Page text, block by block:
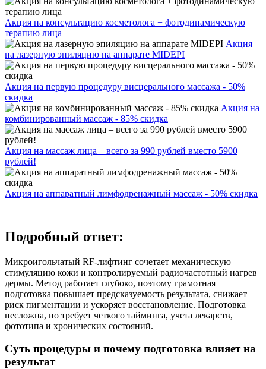
Акция на консультацию косметолога + фотодинамическую
терапию лица
Акция
на лазерную эпиляцию на аппарате MIDEPI
Акция на первую процедуру висцерального массажа - 50%
скидка
Акция на
комбинированный массаж - 85% скидка
Акция на массаж лица – всего за 990 рублей вместо 5900
рублей!
Акция на аппаратный лимфодренажный массаж - 50% скидка
Подробный ответ:
Микроигольчатый RF‑лифтинг сочетает механическую
стимуляцию кожи и контролируемый радиочастотный нагрев
дермы. Метод работает глубоко, поэтому грамотная
подготовка повышает предсказуемость результата, снижает
риск пигментации и ускоряет восстановление. Подготовка
несложна, но требует четкого тайминга, учета лекарств,
фототипа и хронических состояний.
Суть процедуры и почему подготовка влияет на
результат